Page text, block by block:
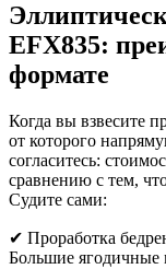
EFX835:
формате
Когда вы взвесите
от которого
согласитесь:
сравнению с тем,
Судите сами:
✔ Проработка
Большие